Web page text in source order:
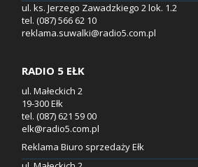
ul. ks. Jerzego Zawadzkiego 2 lok. 1.2
tel. (087) 566 62 10
reklama.suwalki@radio5.com.pl
RADIO 5 EŁK
ul. Małeckich 2
19-300 Ełk
tel. (087) 621 59 00
elk@radio5.com.pl
Reklama Biuro sprzedaży Ełk